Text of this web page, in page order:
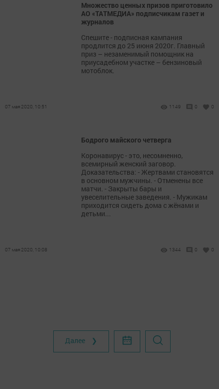
Множество ценных призов приготовило
АО «ТАТМЕДИА» подписчикам газет и
журналов
Спешите - подписная кампания
продлится до 25 июня 2020г. Главный
приз – незаменимый помощник на
приусадебном участке – бензиновый
мотоблок.
07 мая 2020, 10:51 1149 0 0
Бодрого майского четверга
Коронавирус - это, несомненно,
всемирный женский заговор.
Доказательства: - Жертвами становятся
в основном мужчины. - Отменены все
матчи. - Закрыты бары и
увеселительные заведения. - Мужикам
приходится сидеть дома с жёнами и
детьми...
07 мая 2020, 10:08 1344 0 0
Далее ❯